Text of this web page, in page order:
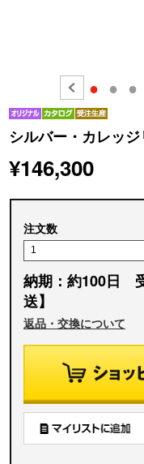
● ● ●
シルバー・カレッ
¥146,300
注文数
納期：約100日
送】
返品・交換について